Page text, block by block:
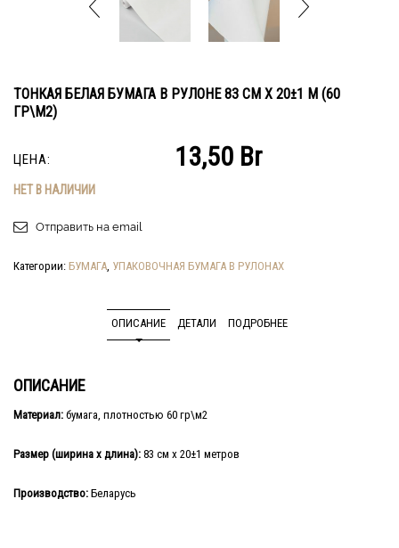
ТОНКАЯ БЕЛАЯ БУМАГА В РУЛОНЕ 83 СМ Х 20±1 М (60
ГР\М2)
ЦЕНА: 13,50 Br
НЕТ В НАЛИЧИИ
Отправить на email
Категории: БУМАГА, УПАКОВОЧНАЯ БУМАГА В РУЛОНАХ
ОПИСАНИЕ ДЕТАЛИ ПОДРОБНЕЕ
ОПИСАНИЕ
Материал: бумага, плотностью 60 гр\м2
Размер (ширина х длина): 83 см х 20±1 метров
Производство: Беларусь